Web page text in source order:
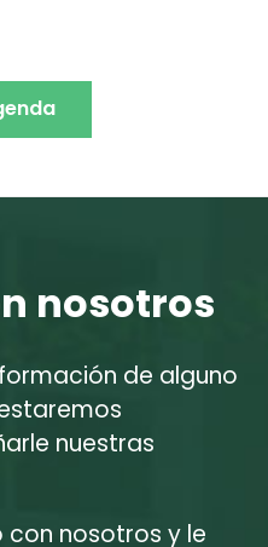
nosotros
de alguno
nuestras
nosotros y le